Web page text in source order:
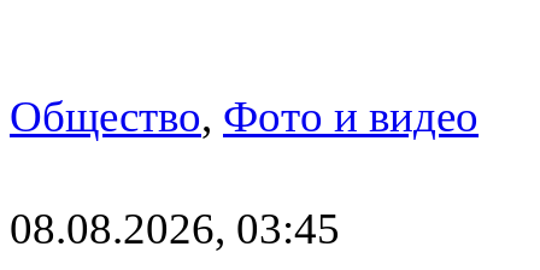
Общество, Фото и видео
08.08.2026, 03:45